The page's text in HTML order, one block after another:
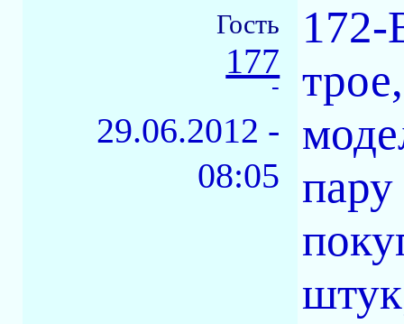
Гость
177
-
29.06.2012 -
08:05